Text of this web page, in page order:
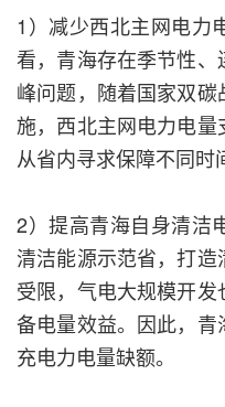
1）减少西北主网电力
看，青海存在季节性
峰问题，随着国家双
施，西北主网电力电
从省内寻求保障不同时
2）提高青海自身清洁
清洁能源示范省，打
受限，气电大规模开
备电量效益。因此，
充电力电量缺额。